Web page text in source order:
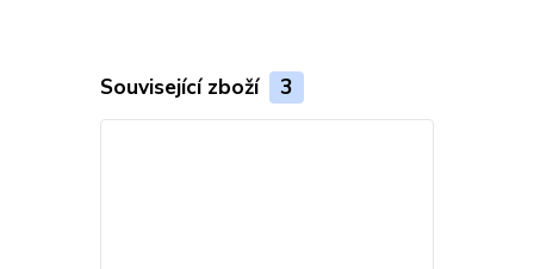
Související zboží 3